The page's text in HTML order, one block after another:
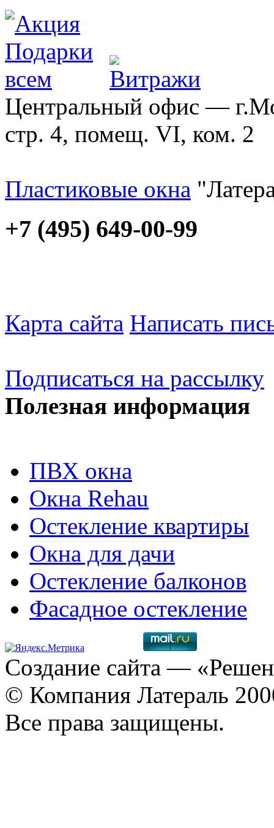
Центральный офис —
стр. 4, помещ. VI, ком. 2
Пластиковые окна
+7 (495) 649-00-99
Карта сайта Написать
Подписаться на рассылку
Полезная информация
ПВХ окна
Окна Rehau
Остекление квартиры
Окна для дачи
Остекление балконов
Фасадное остекление
Создание сайта —
© Компания Латераль
Все права защищены.